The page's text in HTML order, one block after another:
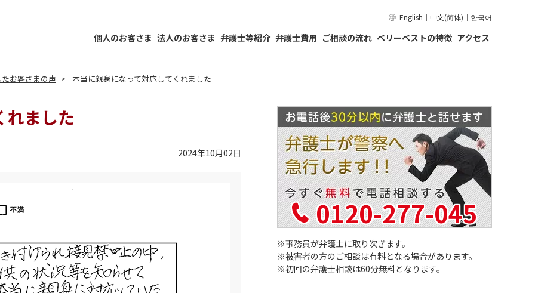
English ｜ 中文(简体) ｜ 한국어
個人のお客さま 法人のお客さま 弁護士等紹介 弁護士費用 ご相談の流れ ベリーベストの特徴 アクセス
お客さまの声 本当に親身になって対応してくれました
れました
2024年10月02日
0120-277-045
事務員が弁護士に取り次ぎます。
被害者の方のご相談は有料となる場合があります。
初回の弁護士相談は60分無料となります。